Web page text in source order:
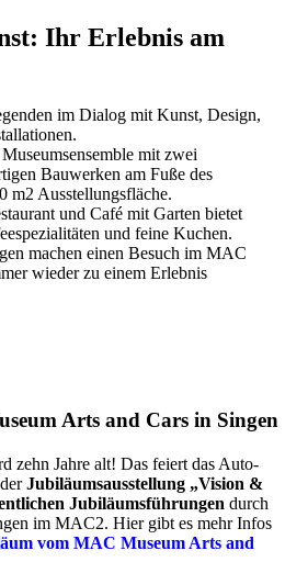
Ihr Erlebnis am
im Dialog mit Kunst, Design,
mit zwei
Bauwerken am Fuße des
m2 Ausstellungsfläche.
und Café mit Garten bietet
und feine Kuchen.
machen einen Besuch im MAC
wieder zu einem Erlebnis
Arts and Cars in Singen
zehn Jahre alt! Das feiert das Auto-
Jubiläumsausstellung „Vision &
Jubiläumsführungen durch
im MAC2. Hier gibt es mehr Infos
vom MAC Museum Arts and